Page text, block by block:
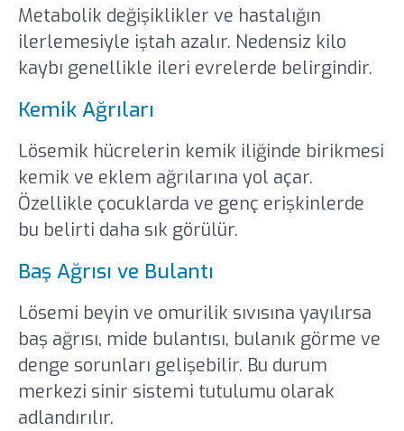
Metabolik değişiklikler ve hastalığın
ilerlemesiyle iştah azalır. Nedensiz kilo
kaybı genellikle ileri evrelerde belirgindir.
Kemik Ağrıları
Lösemik hücrelerin kemik iliğinde birikmesi
kemik ve eklem ağrılarına yol açar.
Özellikle çocuklarda ve genç erişkinlerde
bu belirti daha sık görülür.
Baş Ağrısı ve Bulantı
Lösemi beyin ve omurilik sıvısına yayılırsa
baş ağrısı, mide bulantısı, bulanık görme ve
denge sorunları gelişebilir. Bu durum
merkezi sinir sistemi tutulumu olarak
adlandırılır.